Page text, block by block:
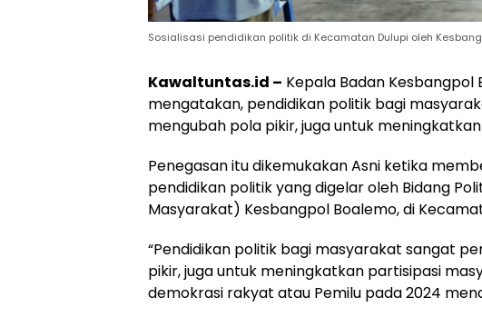
Sosialisasi pendidikan politik di Kecamatan Dulupi oleh
Kawaltuntas.id – Kepala Badan Kesbangpol
mengatakan, pendidikan politik bagi
mengubah pola pikir, juga untuk
Penegasan itu dikemukakan Asni ketika
pendidikan politik yang digelar oleh Bidang
Masyarakat) Kesbangpol Boalemo, di
“Pendidikan politik bagi masyarakat sangat
pikir, juga untuk meningkatkan partisipasi
demokrasi rakyat atau Pemilu pada 2024